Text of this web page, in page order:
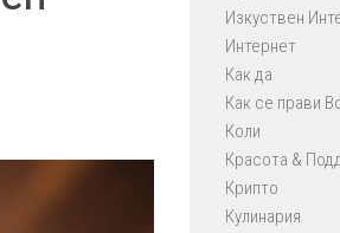
Изкуствен
Интернет
Как да
Как се прави
Коли
Красота &
Крипто
Кулинария